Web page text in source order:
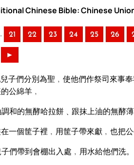
Chinese Bible: Chinese
21 22 23 24 25 26
►
兒子們分別為聖﹐使他們作祭司來事
公綿羊﹐
和的無酵哈拉餅﹑跟抹上油的無酵
一個筐子裡﹐用筐子帶來獻﹐也把公
們帶到會棚出入處﹐用水給他們洗。